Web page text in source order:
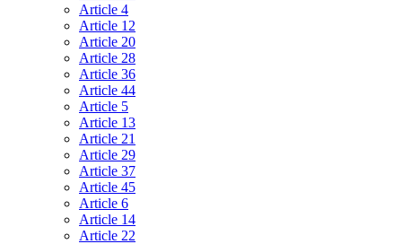
Article 4
Article 12
Article 20
Article 28
Article 36
Article 44
Article 5
Article 13
Article 21
Article 29
Article 37
Article 45
Article 6
Article 14
Article 22